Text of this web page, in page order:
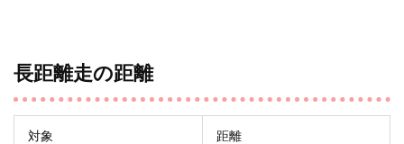
長距離走の距離
対象 距離